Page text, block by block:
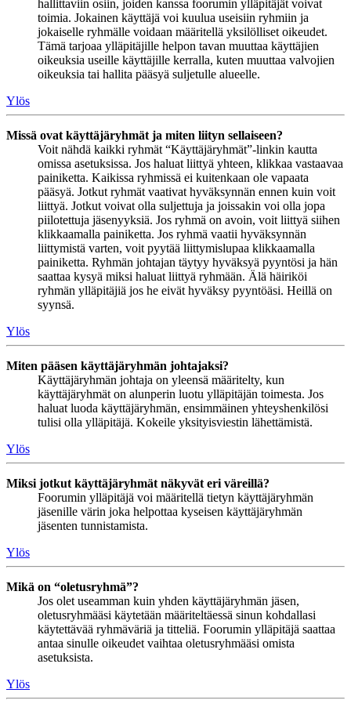
hallittaviin osiin, joiden kanssa foorumin ylläpitäjät voivat
toimia. Jokainen käyttäjä voi kuulua useisiin ryhmiin ja
jokaiselle ryhmälle voidaan määritellä yksilölliset oikeudet.
Tämä tarjoaa ylläpitäjille helpon tavan muuttaa käyttäjien
oikeuksia useille käyttäjille kerralla, kuten muuttaa valvojien
oikeuksia tai hallita pääsyä suljetulle alueelle.
Ylös
Missä ovat käyttäjäryhmät ja miten liityn sellaiseen?
Voit nähdä kaikki ryhmät “Käyttäjäryhmät”-linkin kautta
omissa asetuksissa. Jos haluat liittyä yhteen, klikkaa vastaavaa
painiketta. Kaikissa ryhmissä ei kuitenkaan ole vapaata
pääsyä. Jotkut ryhmät vaativat hyväksynnän ennen kuin voit
liittyä. Jotkut voivat olla suljettuja ja joissakin voi olla jopa
piilotettuja jäsenyyksiä. Jos ryhmä on avoin, voit liittyä siihen
klikkaamalla painiketta. Jos ryhmä vaatii hyväksynnän
liittymistä varten, voit pyytää liittymislupaa klikkaamalla
painiketta. Ryhmän johtajan täytyy hyväksyä pyyntösi ja hän
saattaa kysyä miksi haluat liittyä ryhmään. Älä häiriköi
ryhmän ylläpitäjiä jos he eivät hyväksy pyyntöäsi. Heillä on
syynsä.
Ylös
Miten pääsen käyttäjäryhmän johtajaksi?
Käyttäjäryhmän johtaja on yleensä määritelty, kun
käyttäjäryhmät on alunperin luotu ylläpitäjän toimesta. Jos
haluat luoda käyttäjäryhmän, ensimmäinen yhteyshenkilösi
tulisi olla ylläpitäjä. Kokeile yksityisviestin lähettämistä.
Ylös
Miksi jotkut käyttäjäryhmät näkyvät eri väreillä?
Foorumin ylläpitäjä voi määritellä tietyn käyttäjäryhmän
jäsenille värin joka helpottaa kyseisen käyttäjäryhmän
jäsenten tunnistamista.
Ylös
Mikä on “oletusryhmä”?
Jos olet useamman kuin yhden käyttäjäryhmän jäsen,
oletusryhmääsi käytetään määriteltäessä sinun kohdallasi
käytettävää ryhmäväriä ja titteliä. Foorumin ylläpitäjä saattaa
antaa sinulle oikeudet vaihtaa oletusryhmääsi omista
asetuksista.
Ylös